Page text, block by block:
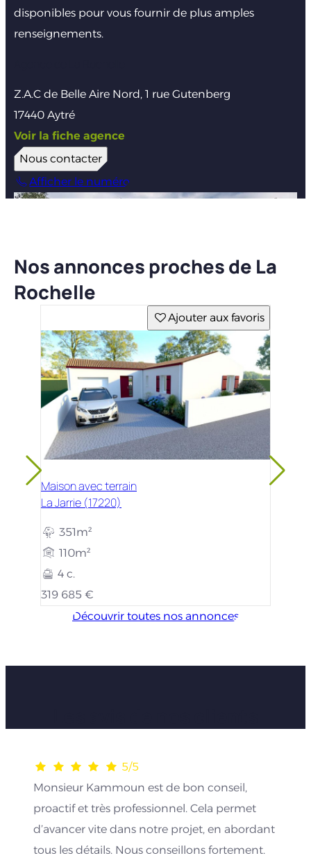
disponibles pour vous fournir de plus amples
renseignements.
Z.A.C de Belle Aire Nord, 1 rue Gutenberg
17440 Aytré
Voir la fiche agence
Nous contacter
Afficher le numéro
Nos annonces proches de La
Rochelle
Ajouter aux favoris
Maison avec terrain
La Jarrie (17220)
351m²
110m²
4 c.
319 685 €
Découvrir toutes nos annonces
5/5
Monsieur Kammoun est de bon conseil,
proactif et très professionnel. Cela permet
d’avancer vite dans notre projet, en abordant
tous les détails. Nous conseillons fortement.